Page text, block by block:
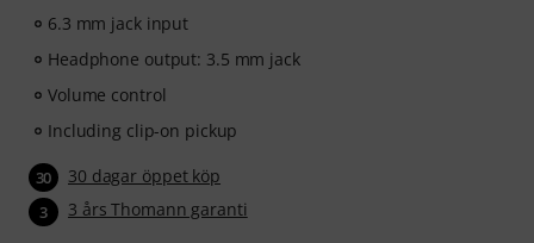
6.3 mm jack input
Headphone output: 3.5 mm jack
Volume control
Including clip-on pickup
30 30 dagar öppet köp
3 3 års Thomann garanti